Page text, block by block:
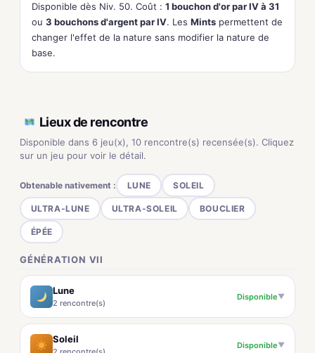
Disponible dès Niv. 50. Coût : 1 bouchon d'or par IV à 31
ou 3 bouchons d'argent par IV. Les Mints permettent de
changer l'effet de la nature sans modifier la nature de
base.
Lieux de rencontre
Disponible dans 6 jeu(x), 10 rencontre(s) recensée(s). Cliquez
sur un jeu pour voir le détail.
Obtenable nativement : LUNE SOLEIL
ULTRA-LUNE ULTRA-SOLEIL BOUCLIER
ÉPÉE
GÉNÉRATION VII
Lune
2 rencontre(s)
Disponible▼
Soleil
Disponible▼